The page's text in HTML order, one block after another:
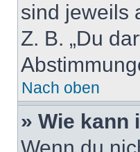
sind jeweils
Z. B. „Du
Nach oben
» Wie kann